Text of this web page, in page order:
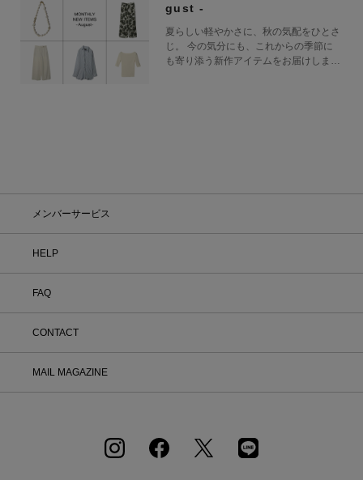
gust -
夏らしい軽やかさに、秋の気配をひとさ
じ。 今の気分にも、これからの季節に
も寄り添う新作アイテムをお届けしま
メンバーサービス
HELP
FAQ
CONTACT
MAIL MAGAZINE